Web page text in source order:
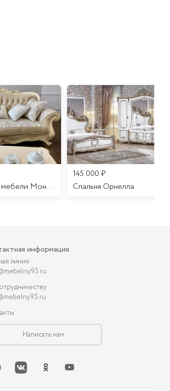
Комплект мягкой мебели Мона Лиза
145 000 ₽
Cпальня Орнелла
информация
линия
Написать нам